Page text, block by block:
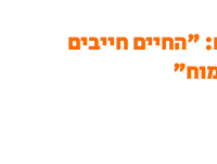
"החיים חייבים